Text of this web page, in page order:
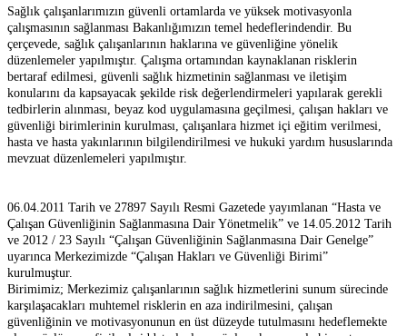
Sağlık çalışanlarımızın güvenli ortamlarda ve yüksek motivasyonla
çalışmasının sağlanması Bakanlığımızın temel hedeflerindendir. Bu
çerçevede, sağlık çalışanlarının haklarına ve güvenliğine yönelik
düzenlemeler yapılmıştır. Çalışma ortamından kaynaklanan risklerin
bertaraf edilmesi, güvenli sağlık hizmetinin sağlanması ve iletişim
konularını da kapsayacak şekilde risk değerlendirmeleri yapılarak gerekli
tedbirlerin alınması, beyaz kod uygulamasına geçilmesi, çalışan hakları ve
güvenliği birimlerinin kurulması, çalışanlara hizmet içi eğitim verilmesi,
hasta ve hasta yakınlarının bilgilendirilmesi ve hukuki yardım hususlarında
mevzuat düzenlemeleri yapılmıştır.
06.04.2011 Tarih ve 27897 Sayılı Resmi Gazetede yayımlanan “Hasta ve
Çalışan Güvenliğinin Sağlanmasına Dair Yönetmelik” ve 14.05.2012 Tarih
ve 2012 / 23 Sayılı “Çalışan Güvenliğinin Sağlanmasına Dair Genelge”
uyarınca Merkezimizde “Çalışan Hakları ve Güvenliği Birimi”
kurulmuştur.
Birimimiz; Merkezimiz çalışanlarının sağlık hizmetlerini sunum sürecinde
karşılaşacakları muhtemel risklerin en aza indirilmesini, çalışan
güvenliğinin ve motivasyonunun en üst düzeyde tutulmasını hedeflemekte